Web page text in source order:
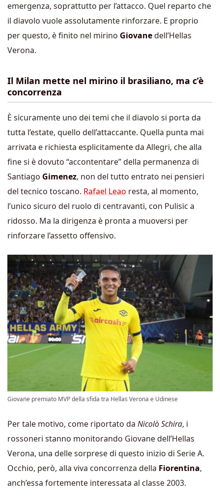
emergenza, soprattutto per l’attacco. Quel reparto che
il diavolo vuole assolutamente rinforzare. E proprio
per questo, è finito nel mirino Giovanedell’Hellas
Verona.
Il Milan mette nel mirino il brasiliano, ma c’è
concorrenza
È sicuramente uno dei temi che il diavolo si porta da
tutta l’estate, quello dell’attaccante. Quella punta mai
arrivata e richiesta esplicitamente da Allegri, che alla
fine si è dovuto “accontentare” della permanenza di
Santiago Gimenez, non del tutto entrato nei pensieri
del tecnico toscano. Rafael Leao resta, al momento,
l’unico sicuro del ruolo di centravanti, con Pulisic a
ridosso. Ma la dirigenza è pronta a muoversi per
rinforzare l’assetto offensivo.
Giovane premiato MVP della sfida tra Hellas Verona e Udinese
Per tale motivo, come riportato da Nicolò Schira, i
rossoneri stanno monitorando Giovane dell’Hellas
Verona, una delle sorprese di questo inizio di Serie A.
Occhio, però, alla viva concorrenza della Fiorentina,
anch’essa fortemente interessata al classe 2003.